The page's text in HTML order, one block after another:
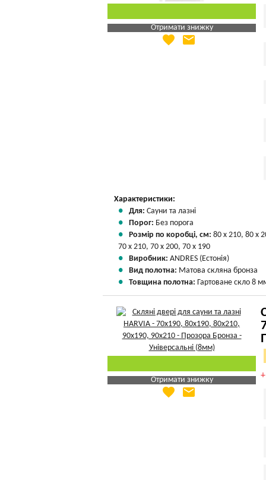
Отримати знижку
Яка Ваша ціна
favorite email
Характеристики:
Для: Сауни та лазні
Порог: Без порога
Розмір по коробці, см: 80 х 210, 80 х
70 х 210, 70 х 200, 70 х 190
Виробник: ANDRES (Естонія)
Вид полотна: Матова скляна бронза
Товщина полотна: Гартоване скло 8
Отримати знижку
Яка Ваша ціна
favorite email